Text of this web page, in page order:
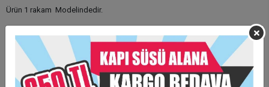
Ürün 1 rakam Modelindedir.
Etiket baskı değildir
Arkası mıknatıslıdır.